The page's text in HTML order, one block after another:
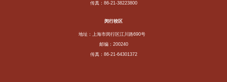
传真：86-21-38223800
闵行校区
地址：上海市闵行区江川路690号
邮编：200240
传真：86-21-64301372